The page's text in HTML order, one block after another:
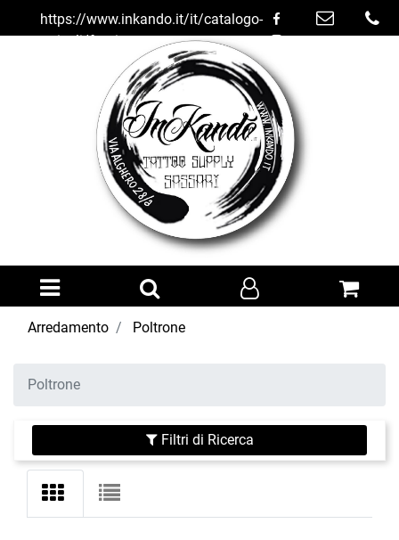
https://www.inkando.it/it/catalogo-
articoli/forniture-
studio/arredamento/poltrone
Open menu
Arredamento Poltrone
Poltrone
Filtri di Ricerca